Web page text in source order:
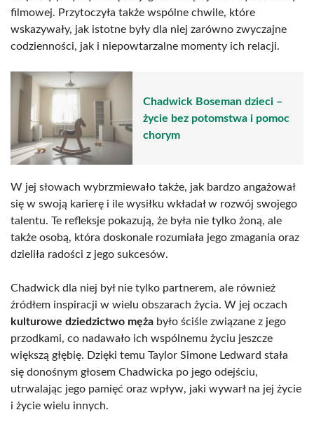
filmowej. Przytoczyła także wspólne chwile, które
wskazywały, jak istotne były dla niej zarówno zwyczajne
codzienności, jak i niepowtarzalne momenty ich relacji.
Chadwick Boseman dzieci –
życie bez potomstwa i pomoc
chorym
W jej słowach wybrzmiewało także, jak bardzo angażował
się w swoją karierę i ile wysiłku wkładał w rozwój swojego
talentu. Te refleksje pokazują, że była nie tylko żoną, ale
także osobą, która doskonale rozumiała jego zmagania oraz
dzieliła radości z jego sukcesów.
Chadwick dla niej był nie tylko partnerem, ale również
źródłem inspiracji w wielu obszarach życia. W jej oczach
kulturowe dziedzictwo męża było ściśle związane z jego
przodkami, co nadawało ich wspólnemu życiu jeszcze
większą głębię. Dzięki temu Taylor Simone Ledward stała
się donośnym głosem Chadwicka po jego odejściu,
utrwalając jego pamięć oraz wpływ, jaki wywarł na jej życie
i życie wielu innych.